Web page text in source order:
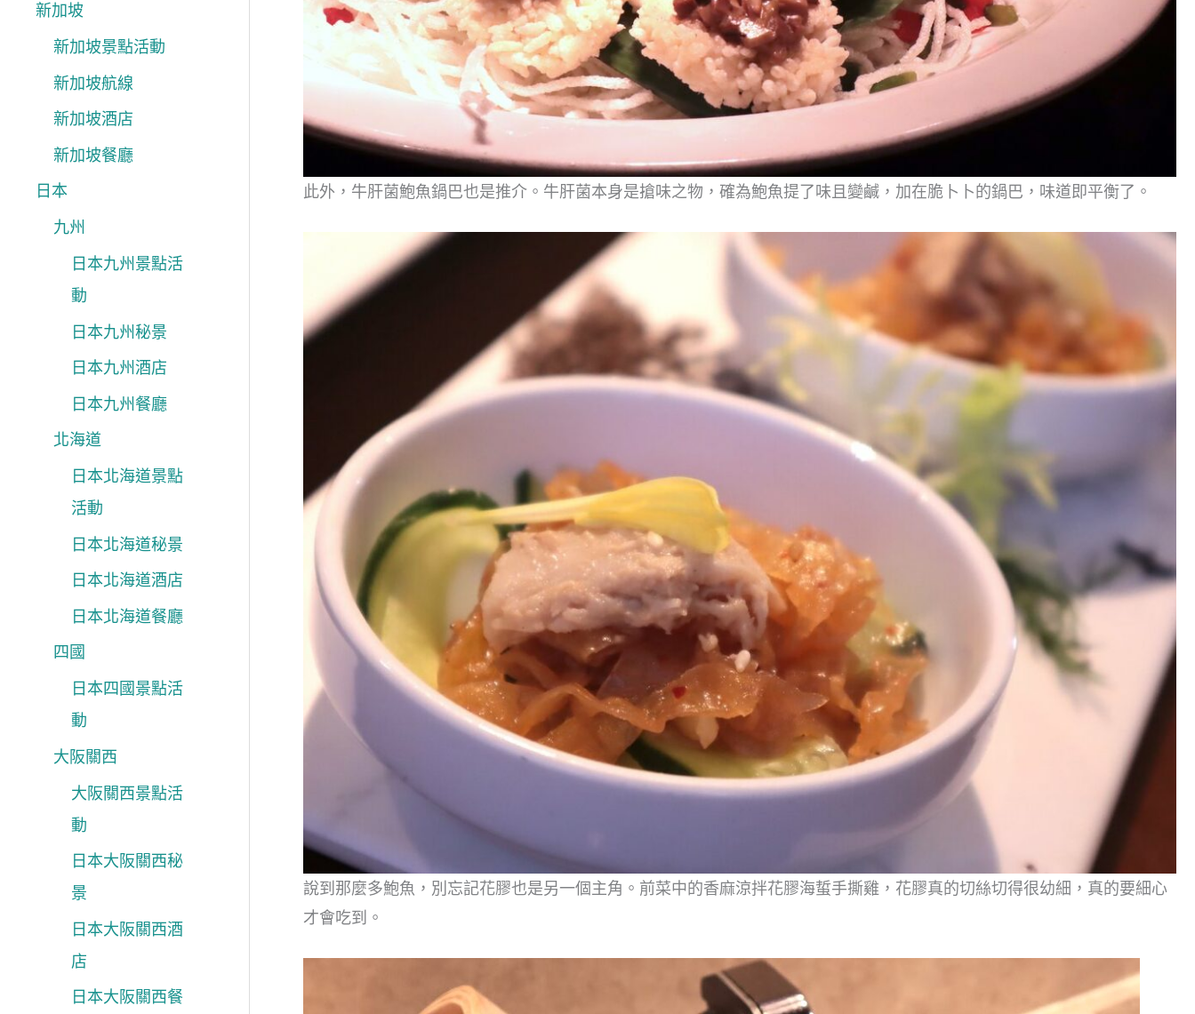
新加坡
新加坡景點活動
新加坡航線
新加坡酒店
新加坡餐廳
日本
九州
日本九州景點活
動
日本九州秘景
日本九州酒店
日本九州餐廳
北海道
日本北海道景點
活動
日本北海道秘景
日本北海道酒店
日本北海道餐廳
四國
日本四國景點活
動
大阪關西
大阪關西景點活
動
日本大阪關西秘
景
日本大阪關西酒
店
日本大阪關西餐
此外，牛肝菌鮑魚鍋巴也是推介。牛肝菌本身是搶味之物，確為鮑魚提了味且變鹹，加在脆卜卜的鍋巴，味道即平衡了。
說到那麼多鮑魚，別忘記花膠也是另一個主角。前菜中的香麻涼拌花膠海蜇手撕雞，花膠真的切絲切得很幼細，真的要細心
才會吃到。